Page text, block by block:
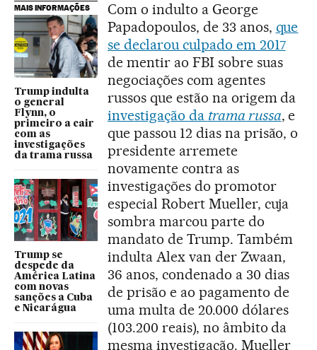
MAIS INFORMAÇÕES
Trump indulta
o general
Flynn, o
primeiro a cair
com as
investigações
da trama russa
Trump se
despede da
América Latina
com novas
sanções a Cuba
e Nicarágua
Com o indulto a George
Papadopoulos, de 33 anos, que
se declarou culpado em 2017
de mentir ao FBI sobre suas
negociações com agentes
russos que estão na origem da
investigação da trama russa, e
que passou 12 dias na prisão, o
presidente arremete
novamente contra as
investigações do promotor
especial Robert Mueller, cuja
sombra marcou parte do
mandato de Trump. Também
indulta Alex van der Zwaan,
36 anos, condenado a 30 dias
de prisão e ao pagamento de
uma multa de 20.000 dólares
(103.200 reais), no âmbito da
mesma investigação. Mueller